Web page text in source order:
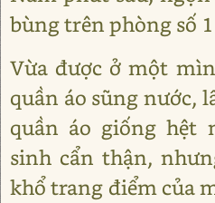
bùng trên phòng số
Vừa được ở một
quần áo sũng nước,
quần áo giống hệt
sinh cẩn thận,
khổ trang điểm của